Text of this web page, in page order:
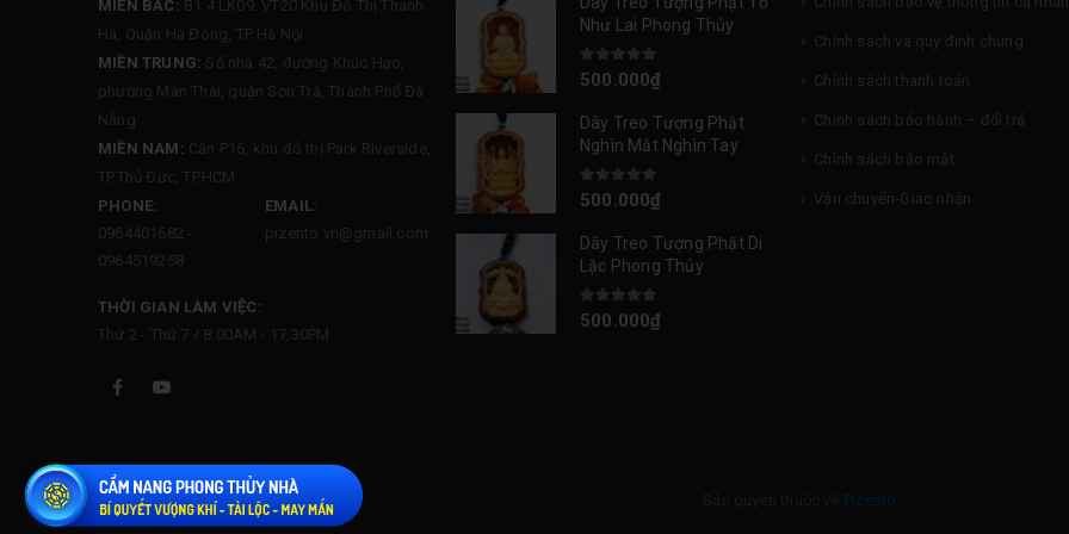
MIỀN BẮC: B1.4 LK09. VT20 Khu Đô Thị Thanh
Hà, Quận Hà Đông, TP Hà Nội
MIỀN TRUNG: Số nhà 42, đường Khúc Hạo,
phường Mân Thái, quận Sơn Trà, Thành Phố Đà
Nẵng
MIỀN NAM: Căn P16, khu đô thị Park Riverside,
TP.Thủ Đức, TP.HCM
PHONE:
0964401682 -
0964519258
EMAIL:
pizento.vn@gmail.com
THỜI GIAN LÀM VIỆC:
Thứ 2 - Thứ 7 / 8:00AM - 17:30PM
Như Lai Phong Thủy
0out of 5
500.000₫
Dây Treo Tượng Phật
Nghìn Mắt Nghìn Tay
0out of 5
500.000₫
Dây Treo Tượng Phật Di
Lặc Phong Thủy
0out of 5
500.000₫
Chính sách và quy định chung
Chính sách thanh toán
Chính sách bảo hành – đổi trả
Chính sách bảo mật
Vận chuyển-Giao nhận
Pizento